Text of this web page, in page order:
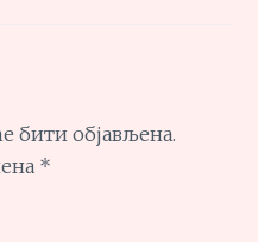
бити објављена.
*